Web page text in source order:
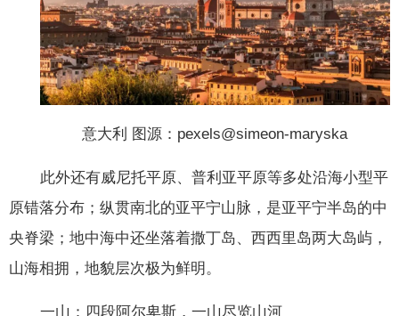
意大利 图源：pexels@simeon-maryska
此外还有威尼托平原、普利亚平原等多处沿海小型平
原错落分布；纵贯南北的亚平宁山脉，是亚平宁半岛的中
央脊梁；地中海中还坐落着撒丁岛、西西里岛两大岛屿，
山海相拥，地貌层次极为鲜明。
一山：四段阿尔卑斯，一山尽览山河